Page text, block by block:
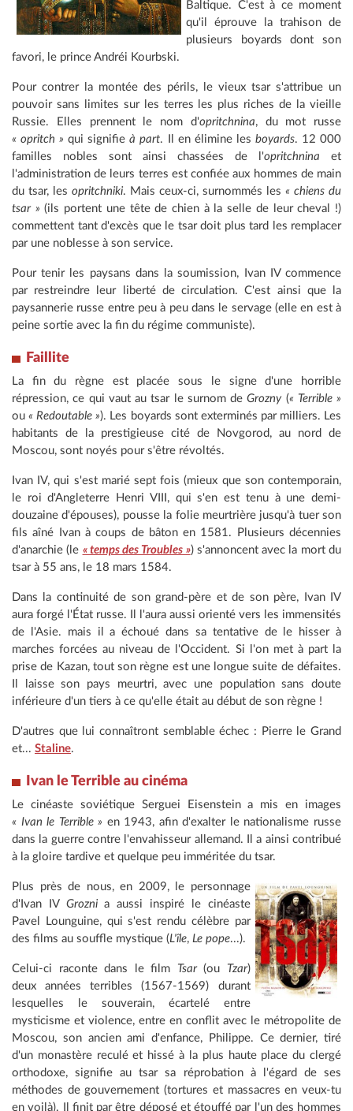
Baltique. C'est à ce moment
qu'il éprouve la trahison de
plusieurs boyards dont son
favori, le prince Andréi Kourbski.
Pour contrer la montée des périls, le vieux tsar s'attribue un
pouvoir sans limites sur les terres les plus riches de la vieille
Russie. Elles prennent le nom d'opritchnina, du mot russe
« opritch » qui signifieà part. Il en élimine les boyards. 12 000
familles nobles sont ainsi chassées de l'opritchnina et
l'administration de leurs terres est confiée aux hommes de main
du tsar, les opritchniki. Mais ceux-ci, surnommés les « chiens du
tsar » (ils portent une tête de chien à la selle de leur cheval !)
commettent tant d'excès que le tsar doit plus tard les remplacer
par une noblesse à son service.
Pour tenir les paysans dans la soumission, Ivan IV commence
par restreindre leur liberté de circulation. C'est ainsi que la
paysannerie russe entre peu à peu dans le servage (elle en est à
peine sortie avec la fin du régime communiste).
Faillite
La fin du règne est placée sous le signe d'une horrible
répression, ce qui vaut au tsar le surnom deGrozny(« Terrible »
ou« Redoutable »). Les boyards sont exterminés par milliers. Les
habitants de la prestigieuse cité de Novgorod, au nord de
Moscou, sont noyés pour s'être révoltés.
Ivan IV, qui s'est marié sept fois (mieux que son contemporain,
le roi d'Angleterre Henri VIII, qui s'en est tenu à une demi-
douzaine d'épouses), pousse la folie meurtrière jusqu'à tuer son
fils aîné Ivan à coups de bâton en 1581. Plusieurs décennies
d'anarchie (le « temps des Troubles ») s'annoncent avec la mort du
tsar à 55 ans, le 18 mars 1584.
Dans la continuité de son grand-père et de son père, Ivan IV
aura forgé l'État russe. Il l'aura aussi orienté vers les immensités
de l'Asie. mais il a échoué dans sa tentative de le hisser à
marches forcées au niveau de l'Occident. Si l'on met à part la
prise de Kazan, tout son règne est une longue suite de défaites.
Il laisse son pays meurtri, avec une population sans doute
inférieure d'un tiers à ce qu'elle était au début de son règne !
D'autres que lui connaîtront semblable échec : Pierre le Grand
et... Staline.
Ivan le Terrible au cinéma
Le cinéaste soviétique Serguei Eisenstein a mis en images
« Ivan le Terrible » en 1943, afin d'exalter le nationalisme russe
dans la guerre contre l'envahisseur allemand. Il a ainsi contribué
à la gloire tardive et quelque peu imméritée du tsar.
Plus près de nous, en 2009, le personnage
d'Ivan IV Groznia aussi inspiré le cinéaste
Pavel Lounguine, qui s'est rendu célèbre par
des films au souffle mystique (L'île, Le pope...).
Celui-ci raconte dans le film Tsar(ou Tzar)
deux années terribles (1567-1569) durant
lesquelles le souverain, écartelé entre
mysticisme et violence, entre en conflit avec le métropolite de
Moscou, son ancien ami d'enfance, Philippe. Ce dernier, tiré
d'un monastère reculé et hissé à la plus haute place du clergé
orthodoxe, signifie au tsar sa réprobation à l'égard de ses
méthodes de gouvernement (tortures et massacres en veux-tu
en voilà). Il finit par être déposé et étouffé par l'un des hommes